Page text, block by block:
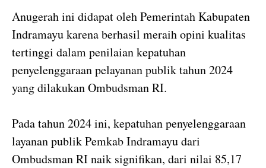
Anugerah ini didapat oleh Pemerintah Kabupaten
Indramayu karena berhasil meraih opini kualitas
tertinggi dalam penilaian kepatuhan
penyelenggaraan pelayanan publik tahun 2024
yang dilakukan Ombudsman RI.
Pada tahun 2024 ini, kepatuhan penyelenggaraan
layanan publik Pemkab Indramayu dari
Ombudsman RI naik signifikan, dari nilai 85,17